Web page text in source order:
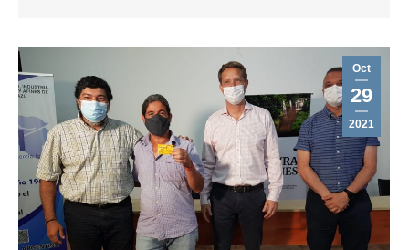
Oct
29
2021